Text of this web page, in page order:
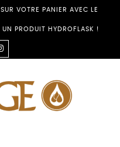
VOTRE PANIER AVEC LE
PRODUIT HYDROFLASK !